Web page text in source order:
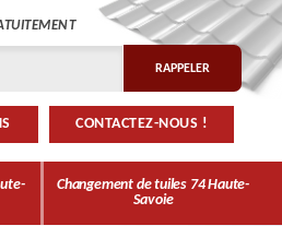
CONTACTEZ-NOUS !
Changement de tuiles 74 Haute-
Savoie